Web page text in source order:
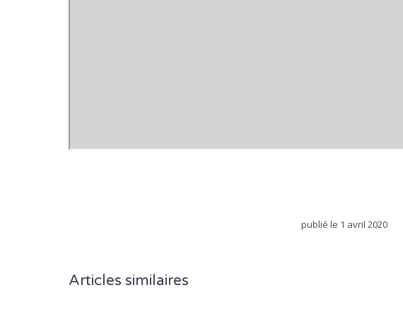
publié le 1 avril 2020
Articles similaires